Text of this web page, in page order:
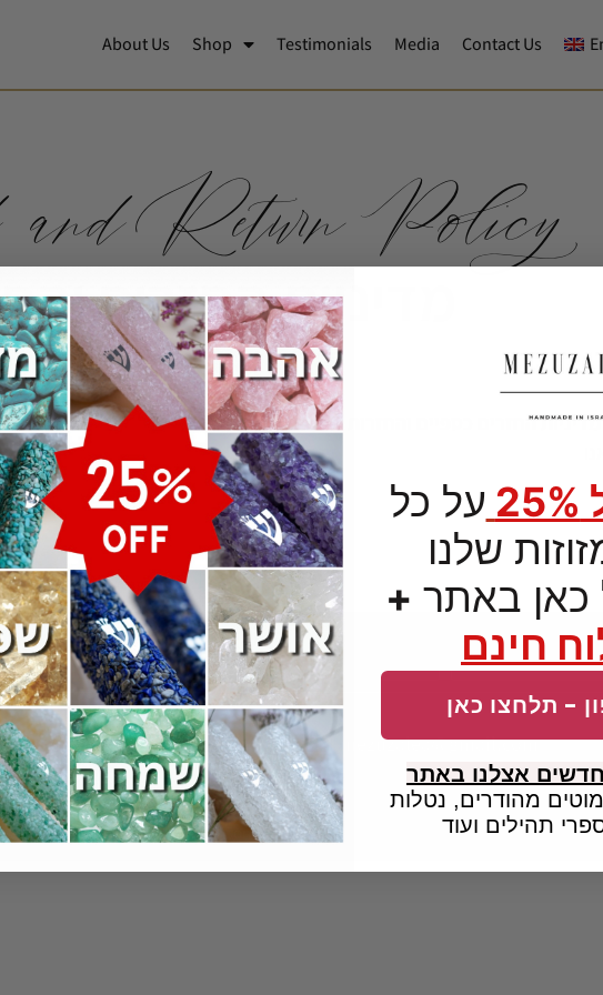
About Us Shop Testimonials Media Contact Us
Return Policy
מדיניות החזרים
03-93030934 mezuzalea@gmail.com
-Mezuzalea| Created By:Computec Internet Solutions
על כל
שלנו
כאן באתר +
חינם
- תלחצו כאן
אצלנו באתר
מהודרים, נטלות
תהילים ועוד